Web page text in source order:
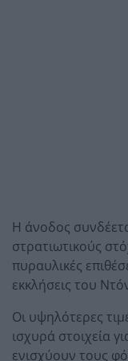
Η άνοδος
στρατιωτικούς
πυραυλικές
εκκλήσεις του
Οι υψηλότερες
ισχυρά στοιχεία
ενισχύουν τους